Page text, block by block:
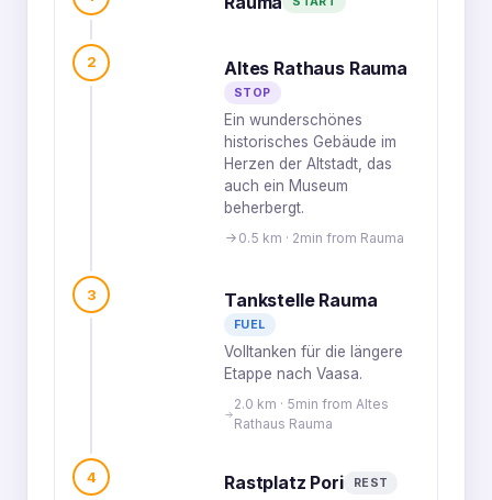
2 Altes Rathaus Rauma
STOP
Ein wunderschönes
historisches Gebäude im
Herzen der Altstadt, das
auch ein Museum
beherbergt.
0.5 km · 2min from Rauma
3 Tankstelle Rauma
FUEL
Volltanken für die längere
Etappe nach Vaasa.
2.0 km · 5min from Altes
Rathaus Rauma
4 Rastplatz Pori REST